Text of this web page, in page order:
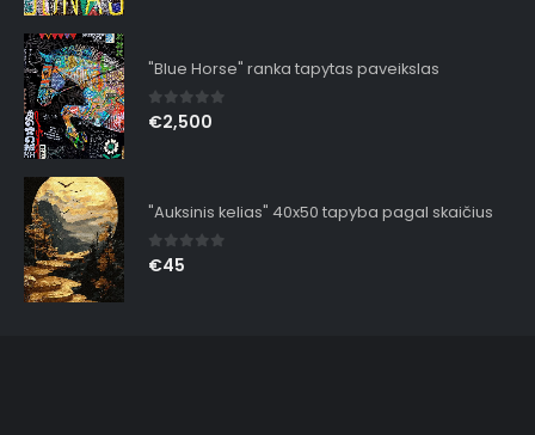
"Blue Horse" ranka tapytas paveikslas
0out of 5
€2,500
"Auksinis kelias" 40x50 tapyba pagal skaičius
0out of 5
€45